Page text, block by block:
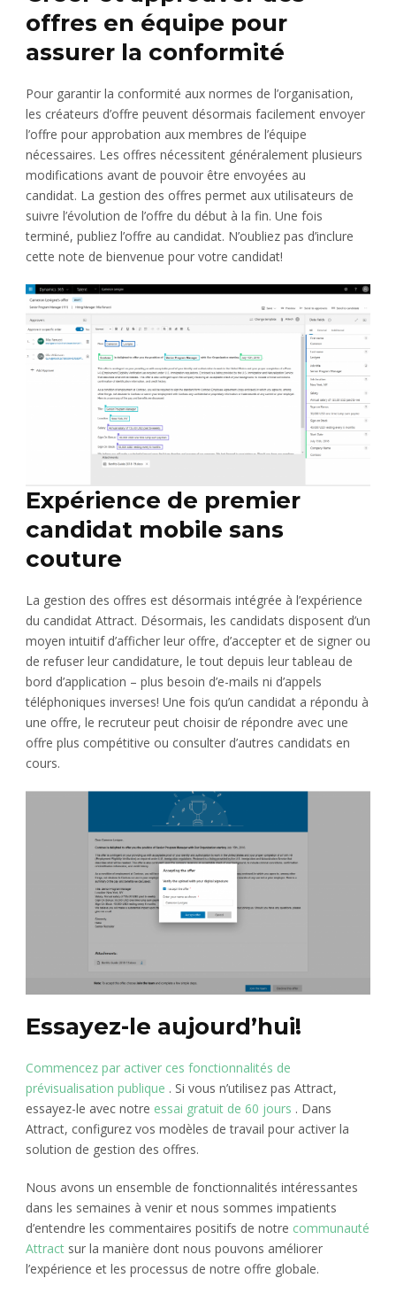
offres en équipe pour
assurer la conformité
Pour garantir la conformité aux normes de l’organisation,
les créateurs d’offre peuvent désormais facilement envoyer
l’offre pour approbation aux membres de l’équipe
nécessaires. Les offres nécessitent généralement plusieurs
modifications avant de pouvoir être envoyées au
candidat. La gestion des offres permet aux utilisateurs de
suivre l’évolution de l’offre du début à la fin. Une fois
terminé, publiez l’offre au candidat. N’oubliez pas d’inclure
cette note de bienvenue pour votre candidat!
Expérience de premier
candidat mobile sans
couture
La gestion des offres est désormais intégrée à l’expérience
du candidat Attract. Désormais, les candidats disposent d’un
moyen intuitif d’afficher leur offre, d’accepter et de signer ou
de refuser leur candidature, le tout depuis leur tableau de
bord d’application – plus besoin d’e-mails ni d’appels
téléphoniques inverses! Une fois qu’un candidat a répondu à
une offre, le recruteur peut choisir de répondre avec une
offre plus compétitive ou consulter d’autres candidats en
cours.
Essayez-le aujourd’hui!
Commencez par activer ces fonctionnalités de
prévisualisation publique . Si vous n’utilisez pas Attract,
essayez-le avec notre essai gratuit de 60 jours . Dans
Attract, configurez vos modèles de travail pour activer la
solution de gestion des offres.
Nous avons un ensemble de fonctionnalités intéressantes
dans les semaines à venir et nous sommes impatients
d’entendre les commentaires positifs de notre communauté
Attract sur la manière dont nous pouvons améliorer
l’expérience et les processus de notre offre globale.